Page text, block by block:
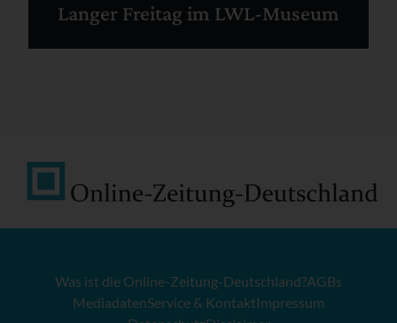
Langer Freitag im LWL-Museum
Was ist die Online-Zeitung-Deutschland?AGBs
MediadatenService & KontaktImpressum